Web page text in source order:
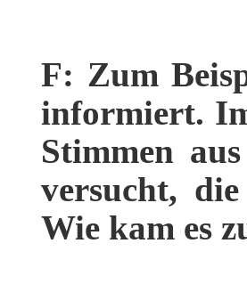
F: Zum
informiert.
Stimmen
versucht,
Wie kam es